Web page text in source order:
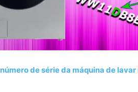
número de série da máquina de